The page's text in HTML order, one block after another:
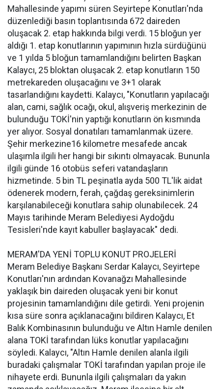
Mahallesinde yapımı süren Seyirtepe Konutları'nda
düzenlediği basın toplantısında 672 daireden
oluşacak 2. etap hakkında bilgi verdi. 15 bloğun yer
aldığı 1. etap konutlarının yapımının hızla sürdüğünü
ve 1 yılda 5 bloğun tamamlandığını belirten Başkan
Kalaycı, 25 bloktan oluşacak 2. etap konutların 150
metrekareden oluşacağını ve 3+1 olarak
tasarlandığını kaydetti. Kalaycı, "Konutların yapılacağı
alan, cami, sağlık ocağı, okul, alışveriş merkezinin de
bulunduğu TOKİ'nin yaptığı konutların ön kısmında
yer alıyor. Sosyal donatıları tamamlanmak üzere.
Şehir merkezine16 kilometre mesafede ancak
ulaşımla ilgili her hangi bir sıkıntı olmayacak. Bununla
ilgili günde 16 otobüs seferi vatandaşların
hizmetinde. 5 bin TL peşinatla ayda 500 TL'lik aidat
ödenerek modern, ferah, çağdaş gereksinimlerin
karşılanabileceği konutlara sahip olunabilecek. 24
Mayıs tarihinde Meram Belediyesi Aydoğdu
Tesisleri'nde kayıt kabuller başlayacak" dedi.
MERAM'DA YENİ TOPLU KONUT PROJELERİ
Meram Belediye Başkanı Serdar Kalaycı, Seyirtepe
Konutları'nın ardından Kovanağzı Mahallesinde
yaklaşık bin daireden oluşacak yeni bir konut
projesinin tamamlandığını dile getirdi. Yeni projenin
kısa süre sonra açıklanacağını bildiren Kalaycı, Et
Balık Kombinasının bulunduğu ve Altın Hamle denilen
alana TOKİ tarafından lüks konutlar yapılacağını
söyledi. Kalaycı, "Altın Hamle denilen alanla ilgili
buradaki çalışmalar TOKİ tarafından yapılan proje ile
nihayete erdi. Bununla ilgili çalışmaları da yakın